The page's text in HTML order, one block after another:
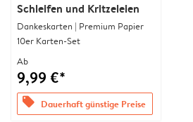
Schleifen und Kritzeleien
Dankeskarten | Premium Papier
10er Karten-Set
Ab
9,99 €*
offers Dauerhaft günstige Preise